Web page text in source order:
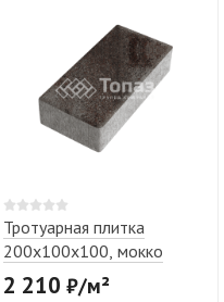
Тротуарная плитка
200х100х100, мокко
2 210 ₽/м²